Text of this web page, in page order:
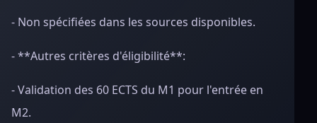
- Non spécifiées dans les sources disponibles.
- **Autres critères d'éligibilité**:
- Validation des 60 ECTS du M1 pour l'entrée en
M2.